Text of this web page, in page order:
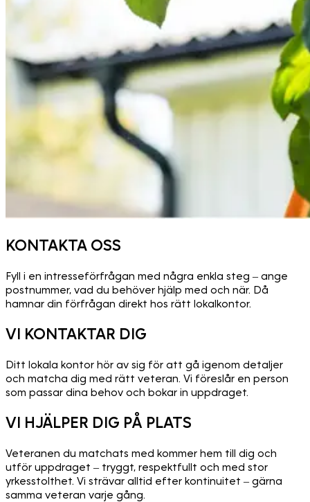
KONTAKTA OSS
Fyll i en intresseförfrågan med några enkla steg – ange
postnummer, vad du behöver hjälp med och när. Då
hamnar din förfrågan direkt hos rätt lokalkontor.
VI KONTAKTAR DIG
Ditt lokala kontor hör av sig för att gå igenom detaljer
och matcha dig med rätt veteran. Vi föreslår en person
som passar dina behov och bokar in uppdraget.
VI HJÄLPER DIG PÅ PLATS
Veteranen du matchats med kommer hem till dig och
utför uppdraget – tryggt, respektfullt och med stor
yrkesstolthet. Vi strävar alltid efter kontinuitet – gärna
samma veteran varje gång.